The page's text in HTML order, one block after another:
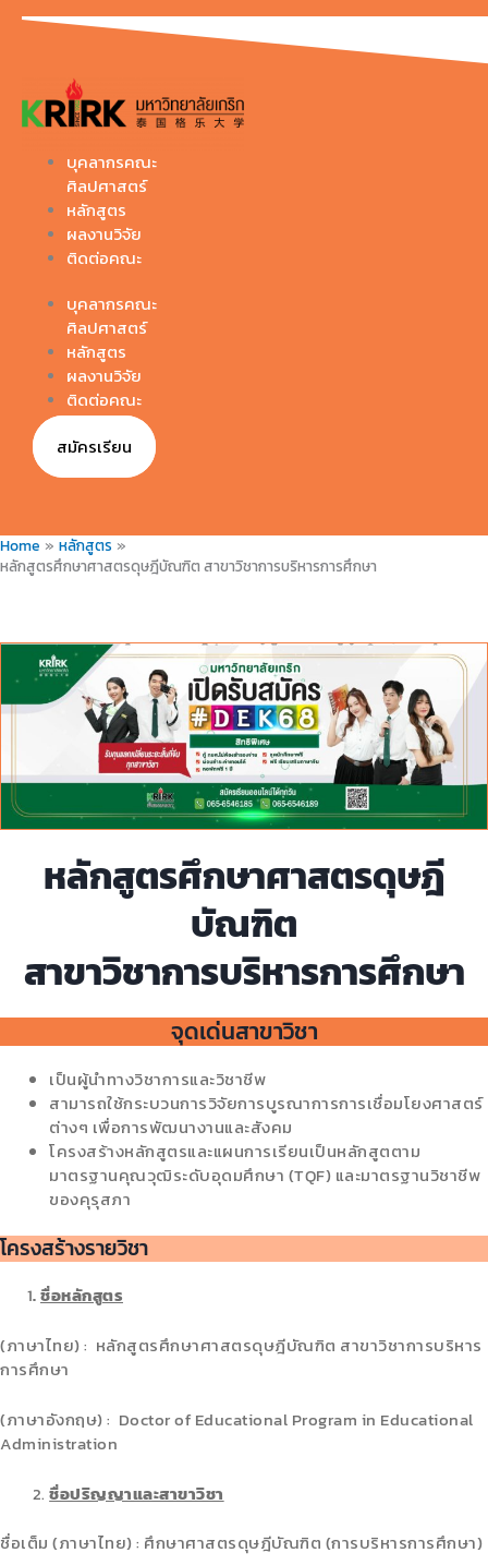
Skip
บุคลากรคณะ
ศิลปศาสตร์
หลักสูตร
ผลงานวิจัย
ติดต่อคณะ
บุคลากรคณะ
ศิลปศาสตร์
หลักสูตร
ผลงานวิจัย
ติดต่อคณะ
สมัครเรียน
Home
หลักสูตร
หลักสูตรศึกษาศาสตรดุษฎีบัณฑิต สาขาวิชาการบริหารการศึกษา
หลักสูตรศึกษาศาสตรดุษฎี
บัณฑิต
สาขาวิชาการบริหารการศึกษา
จุดเด่นสาขาวิชา
เป็นผู้นำทางวิชาการและวิชาชีพ
สามารถใช้กระบวนการวิจัยการบูรณาการการเชื่อมโยงศาสตร์
ต่างๆ เพื่อการพัฒนางานและสังคม
โครงสร้างหลักสูตรและแผนการเรียนเป็นหลักสูตตาม
มาตรฐานคุณวุฒิระดับอุดมศึกษา (TQF) และมาตรฐานวิชาชีพ
ของคุรุสภา
โครงสร้างรายวิชา
1.ชื่อหลักสูตร
(ภาษาไทย) : หลักสูตรศึกษาศาสตรดุษฎีบัณฑิต สาขาวิชาการบริหาร
การศึกษา
(ภาษาอังกฤษ) : Doctor of Educational Program in Educational
Administration
ชื่อปริญญาและสาขาวิชา
ชื่อเต็ม (ภาษาไทย) : ศึกษาศาสตรดุษฎีบัณฑิต (การบริหารการศึกษา)